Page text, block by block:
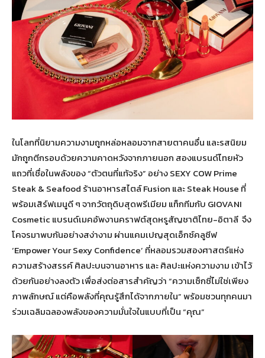
ในโลกที่นิยามความงามถูกหล่อหลอมจากสายตาคนอื่น และรสนิยม
มักถูกตีกรอบด้วยความคาดหวังจากภายนอก สองแบรนด์ไทยหัว
แถวที่เชื่อในพลังของ “ตัวตนที่แท้จริง” อย่าง SEXY COW Prime
Steak & Seafood ร้านอาหารสไตล์ Fusion และ Steak House ที่
พร้อมเสิร์ฟเมนูดี ๆ จากวัตถุดิบสุดพรีเมียม แท็กทีมกับ GIOVANI
Cosmetic แบรนด์เมคอัพงานคราฟต์สุดหรูสัญชาติไทย-อิตาลี จึง
โคจรมาพบกันอย่างสง่างาม ผ่านแคมเปญสุดเอ็กซ์คลูซีฟ
‘Empower Your Sexy Confidence’ ที่หลอมรวมสองศาสตร์แห่ง
ความสร้างสรรค์ ศิลปะบนจานอาหาร และ ศิลปะแห่งความงาม เข้าไว้
ด้วยกันอย่างลงตัว เพื่อส่งต่อสารสำคัญว่า “ความเซ็กซี่ไม่ใช่เพียง
ภาพลักษณ์ แต่คือพลังที่คุณรู้สึกได้จากภายใน” พร้อมชวนทุกคนมา
ร่วมเฉลิมฉลองพลังของความมั่นใจในแบบที่เป็น “คุณ”